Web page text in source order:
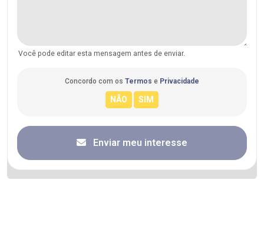
Você pode editar esta mensagem antes de enviar.
Concordo com os Termos e Privacidade
Enviar meu interesse